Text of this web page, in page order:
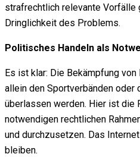
strafrechtlich relevante
Dringlichkeit des Problems.
Politisches Handeln als
Es ist klar: Die Bekämpfung
allein den Sportverbänden
überlassen werden. Hier ist die
notwendigen rechtlichen
und durchzusetzen. Das
bleiben.